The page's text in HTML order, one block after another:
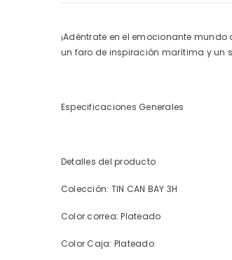
¡Adéntrate en el emocionante mundo
un faro de inspiración marítima y un
Especificaciones Generales
Detalles del producto
Colección: TIN CAN BAY 3H
Color correa: Plateado
Color Caja: Plateado